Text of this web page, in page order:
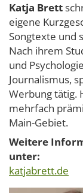
Katja Brett
eigene
Songtexte und
Nach ihrem
und
Journalismus,
Werbung tätig.
mehrfach
Main-Gebiet.
Weitere
unter:
katjabrett.de